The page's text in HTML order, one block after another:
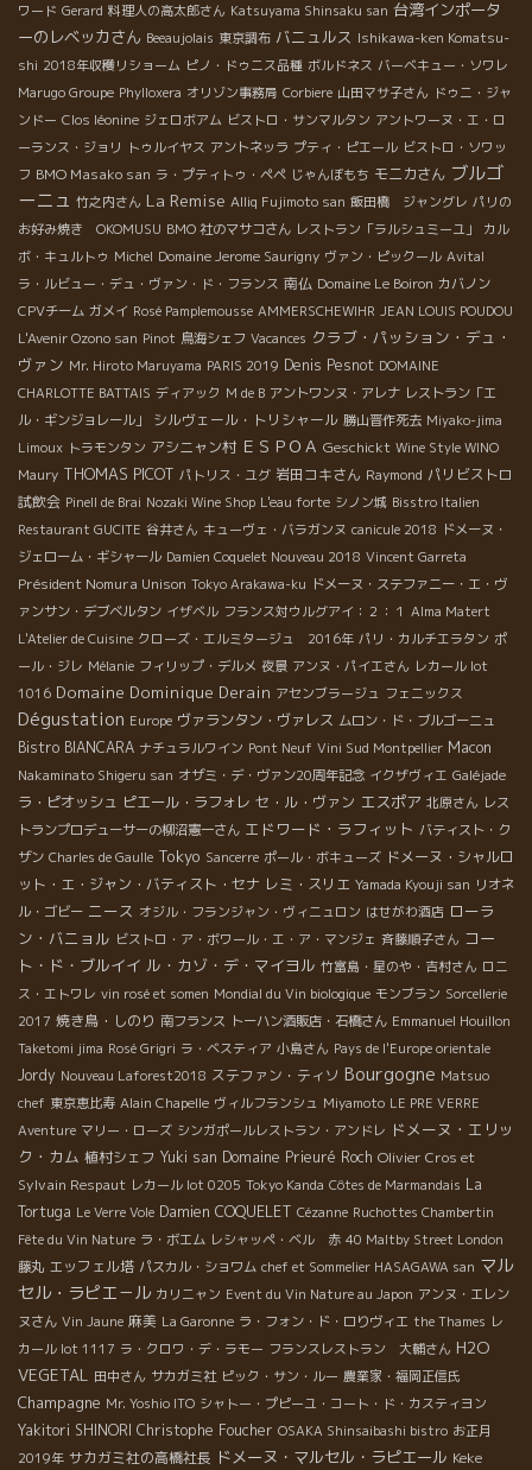
ワード Gerard 料理人の高太郎さん Katsuyama Shinsaku san 台湾インポータ
ーのレベッカさん Beeaujolais 東京調布 バニュルス Ishikawa-ken Komatsu-
shi 2018年収穫リショーム ピノ・ドゥニス品種 ボルドネス バーベキュー・ソワレ
Marugo Groupe Phylloxera オリゾン事務局 Corbiere 山田マサ子さん ドゥニ・ジャ
ンドー Clos léonine ジェロボアム ビストロ・サンマルタン アントワーヌ・エ・ロ
ーランス・ジョリ トゥルイヤス アントネッラ プティ・ピエール ビストロ・ソワッ
フ BMO Masako san ラ・プティトゥ・ペペ じゃんぼもち モニカさん ブルゴ
ーニュ 竹之内さん La Remise Alliq Fujimoto san 飯田橋 ジャングレ パリの
お好み焼き OKOMUSU BMO 社のマサコさん レストラン「ラルシュミーユ」
カル
ボ・キュルトゥ Michel Domaine Jerome Saurigny ヴァン・ピックール Avital
ラ・ルビュー・デュ・ヴァン・ド・フランス 南仏 Domaine Le Boiron カバノン
CPVチーム ガメイ Rosé Pamplemousse AMMERSCHEWIHR JEAN LOUIS POUDOU
L'Avenir Ozono san Pinot 鳥海シェフ Vacances クラブ・パッション・デュ・
ヴァン Mr. Hiroto Maruyama PARIS 2019 Denis Pesnot DOMAINE
CHARLOTTE BATTAIS ディアック M de B アントワンヌ・アレナ レストラン「エ
ル・ギンジョレール」
シルヴェール・トリシャール 勝山晋作死去 Miyako-jima
Limoux トラモンタン アシニャン村 ＥＳＰＯＡ Geschickt Wine Style WINO
Maury THOMAS PICOT パトリス・ユグ 岩田コキさん Raymond パリビストロ
試飲会 Pinell de Brai Nozaki Wine Shop L'eau forte シノン城 Bisstro Italien
Restaurant GUCITE 谷井さん キューヴェ・バラガンヌ canicule 2018 ドメーヌ・
ジェローム・ギシャール Damien Coquelet Nouveau 2018 Vincent Garreta
Président Nomura Unison Tokyo Arakawa-ku ドメーヌ・ステファニー・エ・ヴ
ァンサン・デブベルタン イザベル フランス対ウルグアイ：２：１ Alma Matert
L'Atelier de Cuisine クローズ・エルミタージュ 2016年 パリ・カルチエラタン ポ
ール・ジレ Mélanie フィリップ・デルメ 夜景 アンヌ・パイエさん レカール lot
1016 Domaine Dominique Derain アセンブラージュ フェニックス
Dégustation Europe ヴァランタン・ヴァレス ムロン・ド・ブルゴーニュ
Bistro BIANCARA ナチュラルワイン Pont Neuf Vini Sud Montpellier Macon
Nakaminato Shigeru san オザミ・デ・ヴァン20周年記念 イクザヴィエ Galéjade
ラ・ピオッシュ ピエール・ラフォレ セ・ル・ヴァン エスポア 北原さん レス
トランプロデューサーの柳沼憲一さん エドワード・ラフィット バティスト・ク
ザン Charles de Gaulle Tokyo Sancerre ポール・ボキューズ ドメーヌ・シャルロ
ット・エ・ジャン・バティスト・セナ レミ・スリエ Yamada Kyouji san リオネ
ル・ゴビー ニース オジル・フランジャン・ヴィニュロン はせがわ酒店 ローラ
ン・バニョル ビストロ・ア・ボワール・エ・ア・マンジェ 斉藤順子さん コー
ト・ド・ブルイイ ル・カゾ・デ・マイヨル 竹富島・星のや・吉村さん ロニ
ス・エトワレ vin rosé et somen Mondial du Vin biologique モンブラン Sorcellerie
2017 焼き鳥・しのり 南フランス トーハン酒販店・石橋さん Emmanuel Houillon
Taketomi jima Rosé Grigri ラ・ベスティア 小島さん Pays de l'Europe orientale
Jordy Nouveau Laforest2018 ステファン・ティソ Bourgogne Matsuo
chef 東京恵比寿 Alain Chapelle ヴィルフランシュ Miyamoto LE PRE VERRE
Aventure マリー・ローズ シンガポールレストラン・アンドレ ドメーヌ・エリッ
ク・カム 植村シェフ Yuki san Domaine Prieuré Roch Olivier Cros et
Sylvain Respaut レカール lot 0205 Tokyo Kanda Côtes de Marmandais La
Tortuga Le Verre Vole Damien COQUELET Cézanne Ruchottes Chambertin
Fête du Vin Nature ラ・ボエム レシャッペ・ベル 赤 40 Maltby Street London
藤丸 エッフェル塔 パスカル・ショワム chef et Sommelier HASAGAWA san マル
セル・ラピエ－ル カリニャン Event du Vin Nature au Japon アンヌ・エレン
ヌさん Vin Jaune 麻美 La Garonne ラ・フォン・ド・ロりヴィエ the Thames レ
カール lot 1117 ラ・クロワ・デ・ラモー フランスレストラン 大輔さん H2O
VEGETAL 田中さん サカガミ社 ピック・サン・ルー 農業家・福岡正信氏
Champagne Mr. Yoshio ITO シャトー・プピーユ・コート・ド・カスティヨン
Yakitori SHINORI Christophe Foucher OSAKA Shinsaibashi bistro お正月
2019年 サカガミ社の高橋社長 ドメーヌ・マルセル・ラピエール Keke